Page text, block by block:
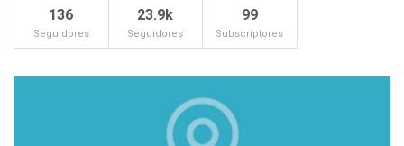
136
Seguidores
23.9k
Seguidores
99
Subscriptores